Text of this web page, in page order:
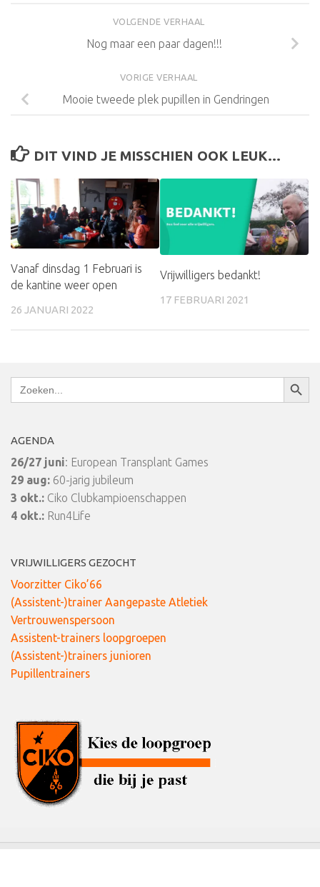
VOLGENDE VERHAAL
Nog maar een paar dagen!!!
VORIGE VERHAAL
Mooie tweede plek pupillen in Gendringen
DIT VIND JE MISSCHIEN OOK LEUK...
Vanaf dinsdag 1 Februari is
de kantine weer open
26 JANUARI 2022
Vrijwilligers bedankt!
17 FEBRUARI 2021
Zoek
naar:
AGENDA
26/27 juni: European Transplant Games
29 aug: 60-jarig jubileum
3 okt.: Ciko Clubkampioenschappen
4 okt.: Run4Life
VRIJWILLIGERS GEZOCHT
Voorzitter Ciko’66
(Assistent-)trainer Aangepaste Atletiek
Vertrouwenspersoon
Assistent-trainers loopgroepen
(Assistent-)trainers junioren
Pupillentrainers